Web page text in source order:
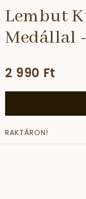
Lembut
Medállal
2 990 Ft
RAKTÁRON!